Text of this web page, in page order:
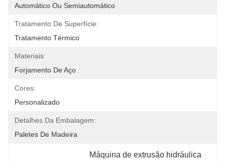
Automático Ou Semiautomático
Tratamento De Superfície:
Tratamento Térmico
Materiais:
Forjamento De Aço
Cores:
Personalizado
Detalhes Da Embalagem:
Paletes De Madeira
Máquina de extrusão hidráulica